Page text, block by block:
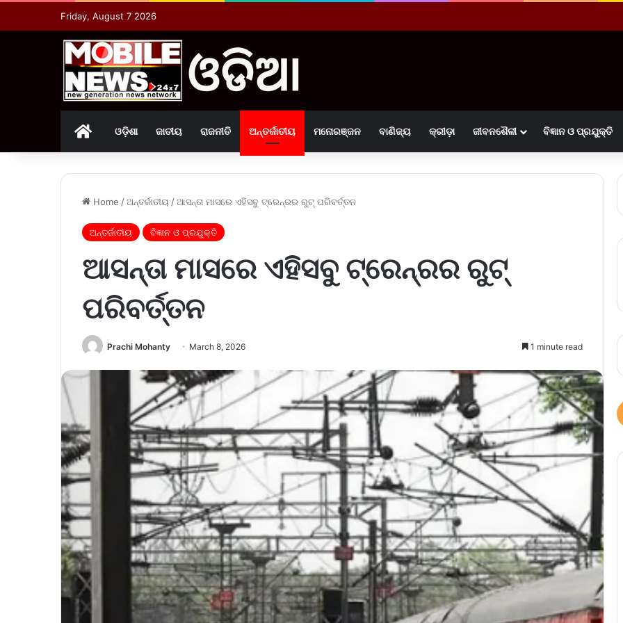
Friday, August 7 2026
Homeଓଡ଼ିଶା ଜାତୀୟ ରାଜନୀତି ଅନ୍ତର୍ଜାତୀୟ ମନୋରଞ୍ଜନ ବାଣିଜ୍ୟ କ୍ରୀଡ଼ା ଜୀବନଶୈଳୀ ବିଜ୍ଞାନ ଓ ପ୍ରଯୁକ୍ତି
Home /ଅନ୍ତର୍ଜାତୀୟ /ଆସନ୍ତା ମାସରେ ଏହିସବୁ ଟ୍ରେନ୍ରର ରୁଟ୍ ପରିବର୍ତ୍ତନ
ଅନ୍ତର୍ଜାତୀୟ ବିଜ୍ଞାନ ଓ ପ୍ରଯୁକ୍ତି
ଆସନ୍ତା ମାସରେ ଏହିସବୁ ଟ୍ରେନ୍ରର ରୁଟ୍
ପରିବର୍ତ୍ତନ
Prachi Mohanty March 8, 2026 1 minute read